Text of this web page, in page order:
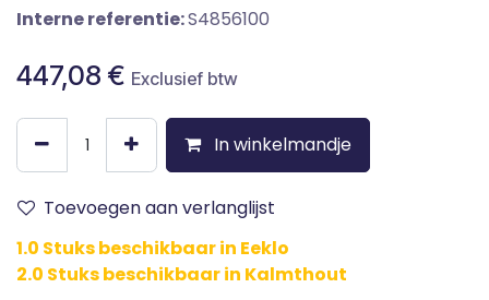
Interne referentie:S4856100
447,08 € Exclusief btw
In winkelmandje
Toevoegen aan verlanglijst
1.0 Stuks beschikbaar in Eeklo
2.0 Stuks beschikbaar in Kalmthout